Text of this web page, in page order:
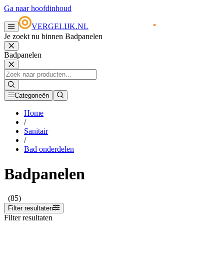
Ga naar hoofdinhoud
VERGELIJK.NL
Je zoekt nu binnen Badpanelen
Badpanelen
Categorieën
Home
/
Sanitair
/
Bad onderdelen
Badpanelen
(85)
Filter resultaten
Filter resultaten